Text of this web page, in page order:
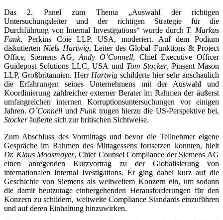
Das 2. Panel zum Thema „Auswahl der richtigen
Untersuchungsleiter und der richtigen Strategie für die
Durchführung von Internal Investigations“ wurde durch T. Markus
Funk, Perkins Coie LLP, USA, moderiert. Auf dem Podium
diskutierten Niels Hartwig, Leiter des Global Funktions & Project
Office, Siemens AG,Andy O’Connell, Chief Executive Officer
Guidepost Solutions LLC, USA und Tom Stocker, Pinsent Mason
LLP, Großbritannien. Herr Hartwig schilderte hier sehr anschaulich
die Erfahrungen seines Unternehmens mit der Auswahl und
Koordinierung zahlreicher externer Berater im Rahmen der äußerst
umfangreichen internen Korruptionsuntersuchungen vor einigen
Jahren.O´Connell und Funktrugen hierzu die US-Perspektive bei,
Stockeräußerte sich zur britischen Sichtweise.
Zum Abschluss des Vormittags und bevor die Teilnehmer eigene
Gespräche im Rahmen des Mittagessens fortsetzen konnten, hielt
Dr. Klaus Moosmayer, Chief Counsel Compliance der Siemens AG
einen anregenden Kurzvortrag zu der Globalisierung von
internationalen Internal Ivestigations. Er ging dabei kurz auf die
Geschichte von Siemens als weltweitem Konzern ein, um sodann
die damit heutzutage einhergehenden Herausforderungen für den
Konzern zu schildern, weltweite Compliance Standards einzuführen
und auf deren Einhaltung hinzuwirken.